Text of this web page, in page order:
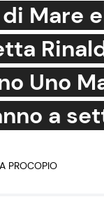
Mare e
Uno
a
PROCOPIO